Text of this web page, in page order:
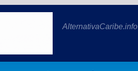
AlternativaCaribe.info